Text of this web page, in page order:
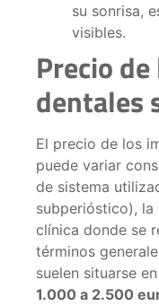
su sonrisa,
visibles.
Precio
dentales
El precio de los
puede variar
de sistema
subperióstico),
clínica donde se
términos
suelen situarse
1.000 a 2.500